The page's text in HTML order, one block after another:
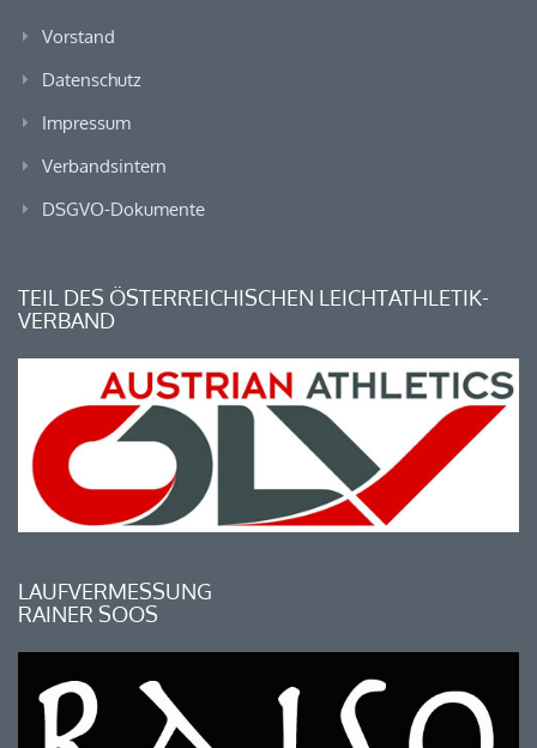
Vorstand
Datenschutz
Impressum
Verbandsintern
DSGVO-Dokumente
TEIL DES ÖSTERREICHISCHEN LEICHTATHLETIK-
VERBAND
LAUFVERMESSUNG
RAINER SOOS